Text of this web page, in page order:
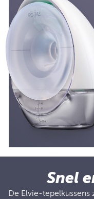
Snel
De Elvie-